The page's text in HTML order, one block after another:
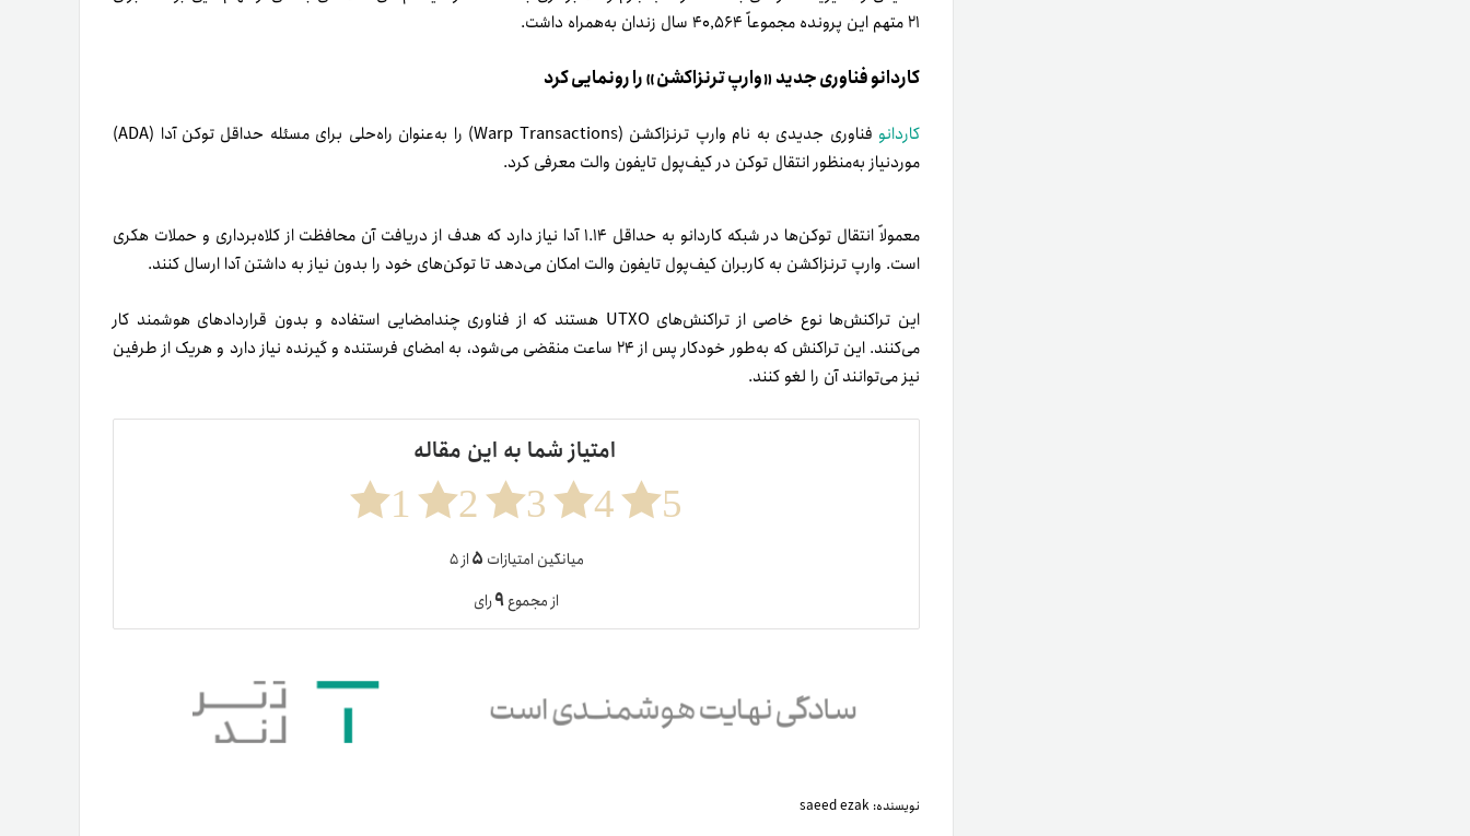
۲۱ متهم این پرونده مجموعاً ۴۰٬۵۶۴ سال زندان به‌همراه داشت.
کاردانو فناوری جدید ‌«وارپ ترنزاکشن» را رونمایی کرد
کاردانو
فناوری جدیدی به‌ نام وارپ ترنزاکشن (Warp Transactions) را به‌عنوان راه‌حلی برای مسئله حداقل توکن آدا (ADA)
مورد‌نیاز به‌منظور انتقال توکن در کیف‌پول تایفون والت معرفی کرد.
معمولاً انتقال توکن‌ها در شبکه کاردانو به حداقل ۱.۱۴ آدا نیاز دارد که هدف از دریافت آن محافظت از کلاه‌برداری و حملات هکری
است. وارپ ترنزاکشن به کاربران کیف‌پول تایفون والت امکان می‌دهد تا توکن‌های خود را بدون نیاز به داشتن آدا ارسال کنند.
این تراکنش‌ها نوع خاصی از تراکنش‌های UTXO هستند که از فناوری چندامضایی استفاده و بدون قراردادهای هوشمند کار
می‌کنند. این تراکنش که به‌طور خودکار پس از ۲۴ ساعت منقضی می‌شود، به امضای فرستنده و گیرنده نیاز دارد و هر‌یک از طرفین
نیز می‌توانند آن را لغو کنند.
امتیاز شما به این مقاله
5
4
3
2
1
میانگین امتیازات ۵از ۵
از مجموع۹رای
نویسنده: saeed ezak